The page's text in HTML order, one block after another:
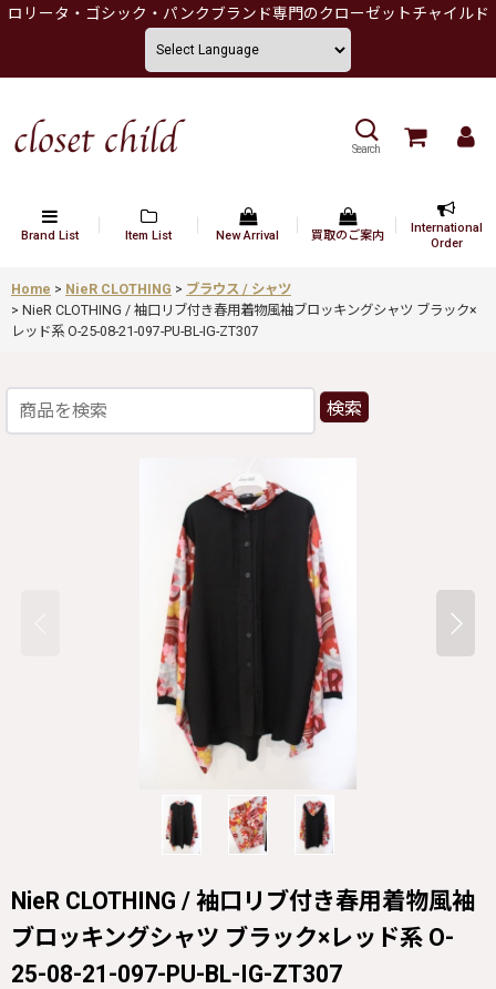
ロリータ・ゴシック・パンクブランド専門のクローゼットチャイルド
Search
Brand List Item List New Arrival 買取のご案内
International
Order
Home > NieR CLOTHING > ブラウス / シャツ
> NieR CLOTHING / 袖口リブ付き春用着物風袖ブロッキングシャツ ブラック×
レッド系 O-25-08-21-097-PU-BL-IG-ZT307
検索
NieR CLOTHING / 袖口リブ付き春用着物風袖
ブロッキングシャツ ブラック×レッド系 O-
25-08-21-097-PU-BL-IG-ZT307